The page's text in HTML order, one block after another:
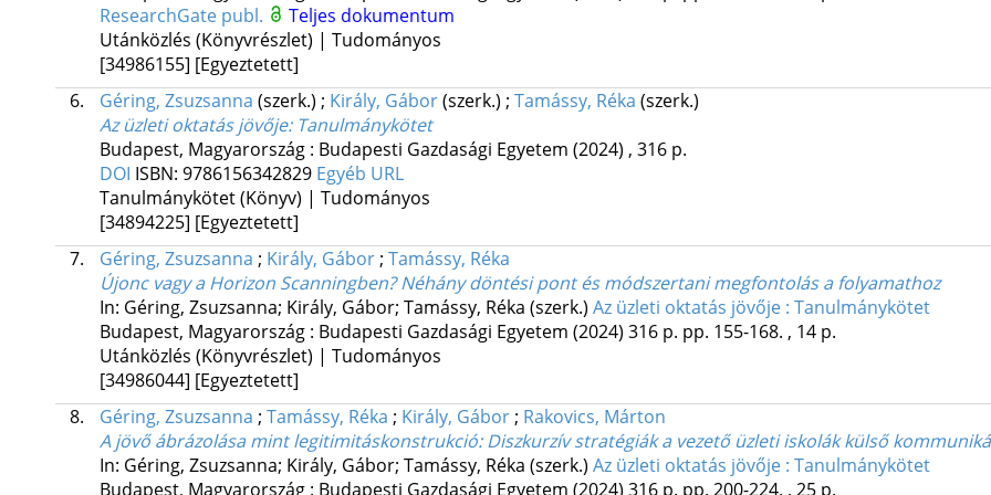
ResearchGate publ.
Teljes dokumentum
Utánközlés (Könyvrészlet) | Tudományos
[34986155] [Egyeztetett]
6.
Géring, Zsuzsanna (szerk.) ; Király, Gábor(szerk.) ; Tamássy, Réka (szerk.)
Az üzleti oktatás jövője: Tanulmánykötet
Budapest, Magyarország : Budapesti Gazdasági Egyetem (2024) , 316 p.
DOI ISBN: 9786156342829 Egyéb URL
Tanulmánykötet (Könyv) | Tudományos
[34894225] [Egyeztetett]
7.
Géring, Zsuzsanna ; Király, Gábor; Tamássy, Réka
Újonc vagy a Horizon Scanningben? Néhány döntési pont és módszertani megfontolás a folyamathoz
In: Géring, Zsuzsanna; Király, Gábor; Tamássy, Réka (szerk.) Az üzleti oktatás jövője : Tanulmánykötet
Budapest, Magyarország : Budapesti Gazdasági Egyetem (2024) 316 p. pp. 155-168. , 14 p.
Utánközlés (Könyvrészlet) | Tudományos
[34986044] [Egyeztetett]
8.
Géring, Zsuzsanna ; Tamássy, Réka ; Király, Gábor; Rakovics, Márton
A jövő ábrázolása mint legitimitáskonstrukció: Diszkurzív stratégiák a vezető üzleti iskolák külső
In: Géring, Zsuzsanna; Király, Gábor; Tamássy, Réka (szerk.) Az üzleti oktatás jövője : Tanulmánykötet
Budapest, Magyarország : Budapesti Gazdasági Egyetem (2024) 316 p. pp. 200-224. , 25 p.